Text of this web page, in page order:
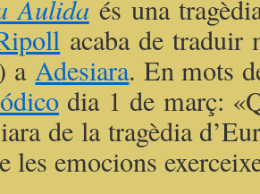
Àulida és una
acaba de traduir
aAdesiara. En mots
dia 1 de març:
de la tragèdia
les emocions